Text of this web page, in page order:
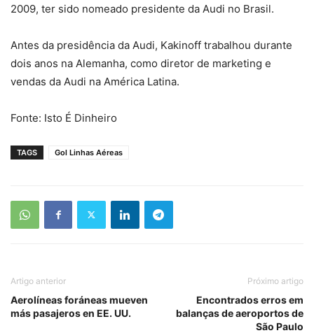
2009, ter sido nomeado presidente da Audi no Brasil.
Antes da presidência da Audi, Kakinoff trabalhou durante
dois anos na Alemanha, como diretor de marketing e
vendas da Audi na América Latina.
Fonte: Isto É Dinheiro
TAGS Gol Linhas Aéreas
Artigo anterior
Aerolíneas foráneas mueven
más pasajeros en EE. UU.
Próximo artigo
Encontrados erros em
balanças de aeroportos de
São Paulo